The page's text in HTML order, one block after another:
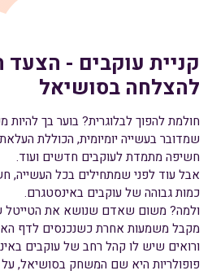
קניית עוקבים - הצעד
להצלחה בסושיאל
חולמת להפוך לבלוגרית? בוער בך
שמדובר בעשייה יומיומית, הכוללת
חשיפה מתמדת לעוקבים חדשים ועוד.
אבל עוד לפני שמתחילים בכל העשייה,
כמות גבוהה של עוקבים באינסטגרם.
ולמה? משום שאדם שנושא את הטייטל
מקבל משמעות אחרת כשנכנסים לדף
ורואים שיש לו קהל רחב של עוקבים
פופולריות היא שם המשחק בסושיאל,